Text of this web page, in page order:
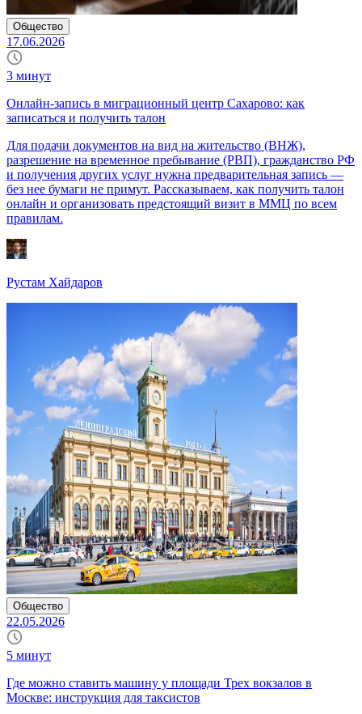
Общество
17.06.2026
3 минут
Онлайн-запись в миграционный центр Сахарово: как
записаться и получить талон
Для подачи документов на вид на жительство (ВНЖ),
разрешение на временное пребывание (РВП), гражданство РФ
и получения других услуг нужна предварительная запись —
без нее бумаги не примут. Рассказываем, как получить талон
онлайн и организовать предстоящий визит в ММЦ по всем
правилам.
Рустам Хайдаров
Общество
22.05.2026
5 минут
Где можно ставить машину у площади Трех вокзалов в
Москве: инструкция для таксистов